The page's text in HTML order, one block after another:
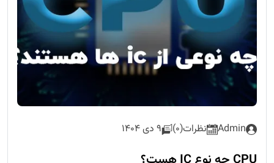
Admin نظرات(0) 9 دی 1404